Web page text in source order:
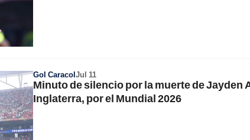
Gol CaracolJul 11
Minuto de silencio por la muerte de Jayden
Inglaterra, por el Mundial 2026